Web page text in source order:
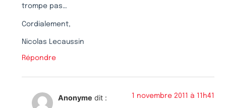
trompe pas…
Cordialement,
Nicolas Lecaussin
Répondre
Anonyme dit : 1 novembre 2011 à 11h41